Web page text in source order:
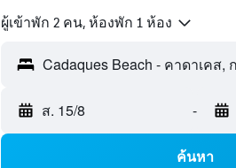
ผู้เข้าพัก 2 คน, ห้องพัก 1 ห้อง
ส. 15/8 -
ค้นหา